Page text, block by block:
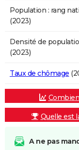
Population : rang
(2023)
Densité de
(2023)
Taux de chômage
Quelle est
A ne pas